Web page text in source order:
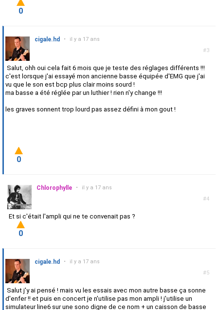
0
#3
cigale.hd • il y a 17 ans
Salut, ohh oui cela fait 6 mois que je teste des réglages différents !!!
c'est lorsque j'ai essayé mon ancienne basse équipée d'EMG que j'ai
vu que le son est bcp plus clair moins sourd !
ma basse a été réglée par un luthier ! rien n'y change !!!
les graves sonnent trop lourd pas assez défini à mon gout !
0
#4
Chlorophylle • il y a 17 ans
Et si c'était l'ampli qui ne te convenait pas ?
0
#5
cigale.hd • il y a 17 ans
Salut j'y ai pensé ! mais vu les essais avec mon autre basse ça sonne
d'enfer !! et puis en concert je n'utilise pas mon ampli ! j'utilise un
simulateur line6 sur une sono digne de ce nom + un caisson de basse